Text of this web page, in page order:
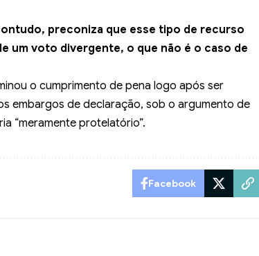
preconiza que esse tipo de recurso
um voto divergente, o que não é o caso de
o cumprimento de pena logo após ser
embargos de declaração, sob o argumento de
“meramente protelatório”.
Facebook